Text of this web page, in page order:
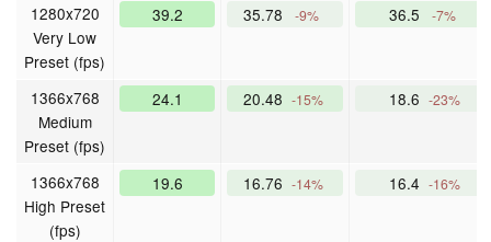
1280x720
Very Low
Preset (fps)
39.2 35.78 -9% 36.5 -7%
1366x768
Medium
Preset (fps)
24.1 20.48 -15% 18.6 -23%
1366x768
High Preset
(fps)
19.6 16.76 -14% 16.4 -16%